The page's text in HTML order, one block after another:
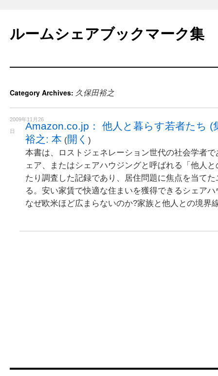
content
ルームシェアブックマーク集
Category Archives: 久保田裕之
2009年11月26
日
Amazon.co.jp： 他人と暮らす若者たち (
裕之: 本 (開く )
本書は、ロストジェネレーション世代の社会学者
ェア、またはシェアハウジングと呼ばれる「他人
たり調査した記録であり、居住問題に焦点を当て
る。安い家賃で快適な住まいを獲得できるシェア
なぜ欧米ほど広まらないのか?家族と他人との境界